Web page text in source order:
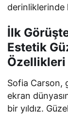
derinliklerinde
İlk
Estetik
Özellikleri
Sofia Carson,
ekran
bir yıldız.